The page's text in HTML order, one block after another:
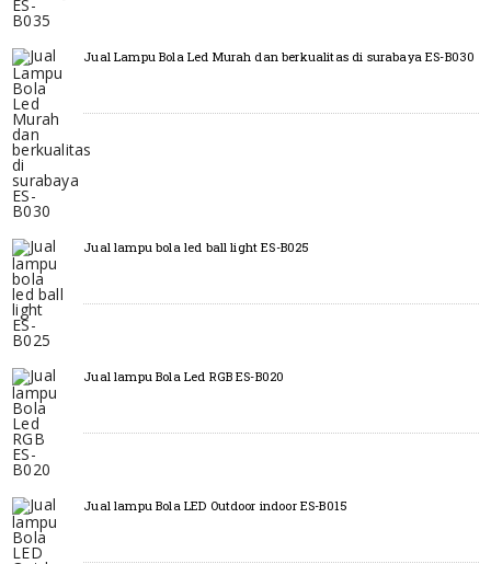
Jual Lampu Bola Led Murah dan berkualitas di surabaya ES-B030
Jual lampu bola led ball light ES-B025
Jual lampu Bola Led RGB ES-B020
Jual lampu Bola LED Outdoor indoor ES-B015